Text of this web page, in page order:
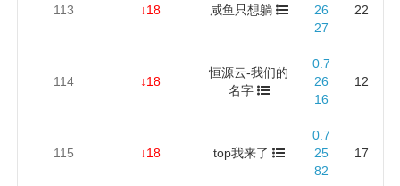
113 ↓18 咸鱼只想躺
26
27
22
114 ↓18
恒源云-我们的
名字
0.7
26
16
12
115 ↓18 top我来了
0.7
25
82
17